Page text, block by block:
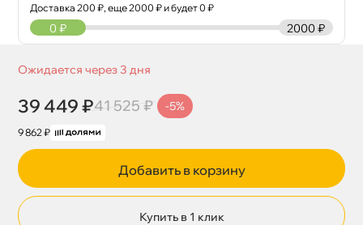
Доставка200 ₽, еще2000 ₽ и будет 0 ₽
2000 ₽
0 ₽
Ожидается через 3 дня
39 449 ₽41 525 ₽ -5%
9 862 ₽
Добавить в корзину
Купить в 1 клик